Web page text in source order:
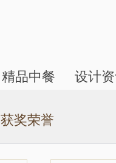
精品中餐 设计
获奖荣誉